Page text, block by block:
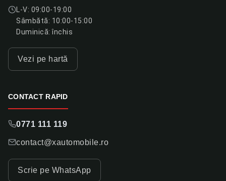
L-V: 09:00-19:00
Sâmbătă: 10:00-15:00
Duminică: închis
Vezi pe hartă
CONTACT RAPID
0771 111 119
contact@xautomobile.ro
Scrie pe WhatsApp